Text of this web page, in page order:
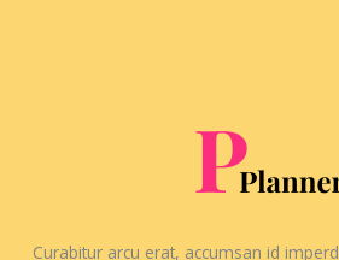
Curabitur arcu erat, accumsan id